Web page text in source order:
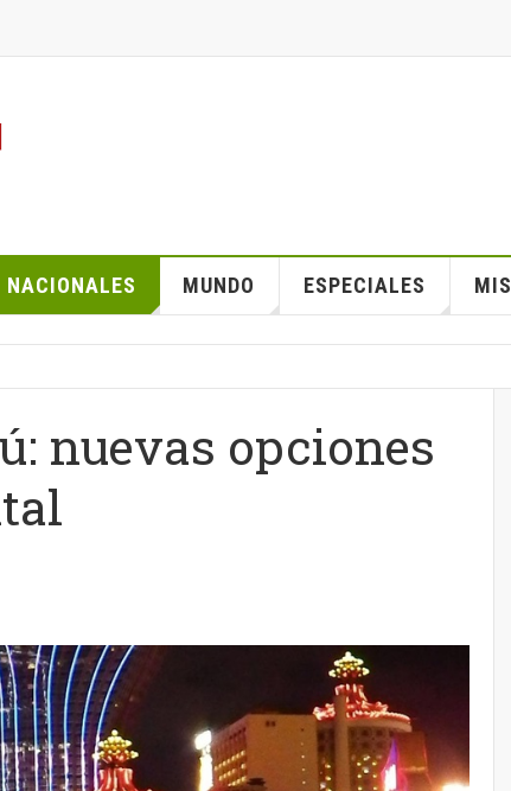
NACIONALES MUNDO ESPECIALES
nuevas opciones